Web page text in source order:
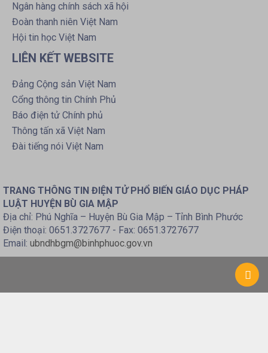
Ngân hàng chính sách xã hội
Đoàn thanh niên Việt Nam
Hội tin học Việt Nam
LIÊN KẾT WEBSITE
Đảng Cộng sản Việt Nam
Cổng thông tin Chính Phủ
Báo điện tử Chính phủ
Thông tấn xã Việt Nam
Đài tiếng nói Việt Nam
TRANG THÔNG TIN ĐIỆN TỬ PHỔ BIẾN GIÁO DỤC PHÁP
LUẬT HUYỆN BÙ GIA MẬP
Địa chỉ: Phú Nghĩa – Huyện Bù Gia Mập – Tỉnh Bình Phước
Điện thoại: 0651.3727677 - Fax: 0651.3727677
Email: ubndhbgm@binhphuoc.gov.vn